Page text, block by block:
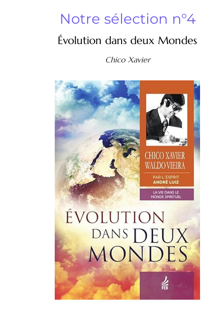
Notre sélection n°4
Évolution dans deux Mondes
Chico Xavier